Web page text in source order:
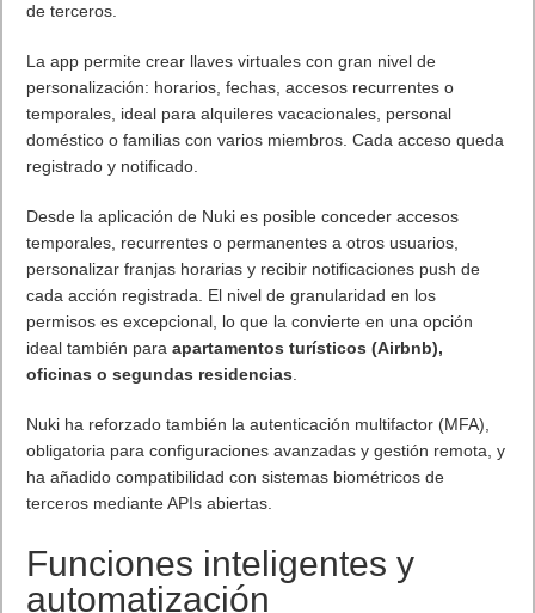
de terceros.
La app permite crear llaves virtuales con gran nivel de
personalización: horarios, fechas, accesos recurrentes o
temporales, ideal para alquileres vacacionales, personal
doméstico o familias con varios miembros. Cada acceso queda
registrado y notificado.
Desde la aplicación de Nuki es posible conceder accesos
temporales, recurrentes o permanentes a otros usuarios,
personalizar franjas horarias y recibir notificaciones push de
cada acción registrada. El nivel de granularidad en los
permisos es excepcional, lo que la convierte en una opción
ideal también paraapartamentos turísticos (Airbnb),
oficinas o segundas residencias.
Nuki ha reforzado también la autenticación multifactor (MFA),
obligatoria para configuraciones avanzadas y gestión remota, y
ha añadido compatibilidad con sistemas biométricos de
terceros mediante APIs abiertas.
Funciones inteligentes y
automatización